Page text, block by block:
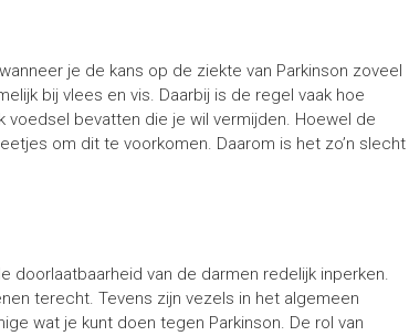
je de kans op de ziekte van Parkinson zoveel
bij vlees en vis. Daarbij is de regel vaak hoe
bevatten die je wil vermijden. Hoewel de
om dit te voorkomen. Daarom is het zo’n slecht
van de darmen redelijk inperken.
terecht. Tevens zijn vezels in het algemeen
wat je kunt doen tegen Parkinson. De rol van